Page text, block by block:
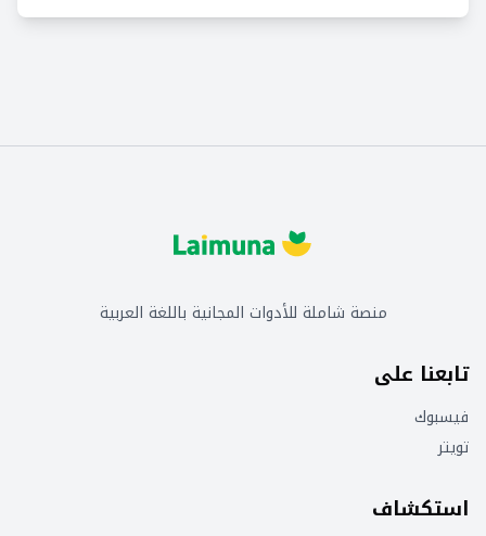
منصة شاملة للأدوات المجانية باللغة العربية
تابعنا على
فيسبوك
تويتر
استكشاف